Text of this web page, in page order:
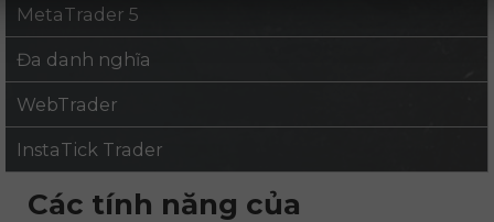
MetaTrader 5
Đa danh nghĩa
WebTrader
InstaTick Trader
Các tính năng của